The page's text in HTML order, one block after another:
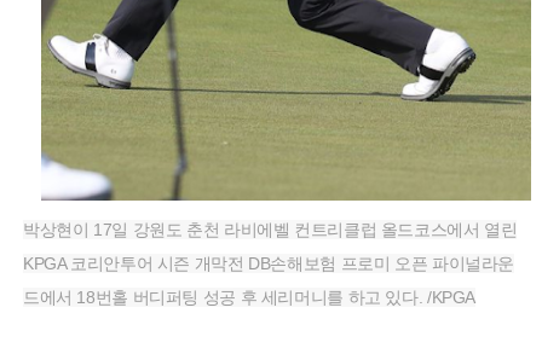
박상현이 17일 강원도 춘천 라비에벨 컨트리클럽 올드코스에서 열린
KPGA 코리안투어 시즌 개막전 DB손해보험 프로미 오픈 파이널라운
드에서 18번홀 버디퍼팅 성공 후 세리머니를 하고 있다. /KPGA